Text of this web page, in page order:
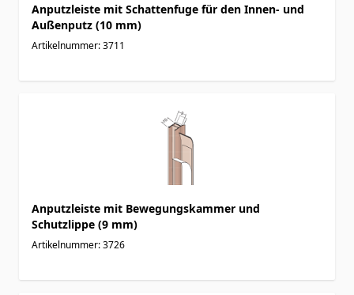
Anputzleiste mit Schattenfuge für den Innen- und
Außenputz (10 mm)
Artikelnummer: 3711
Anputzleiste mit Bewegungskammer und
Schutzlippe (9 mm)
Artikelnummer: 3726